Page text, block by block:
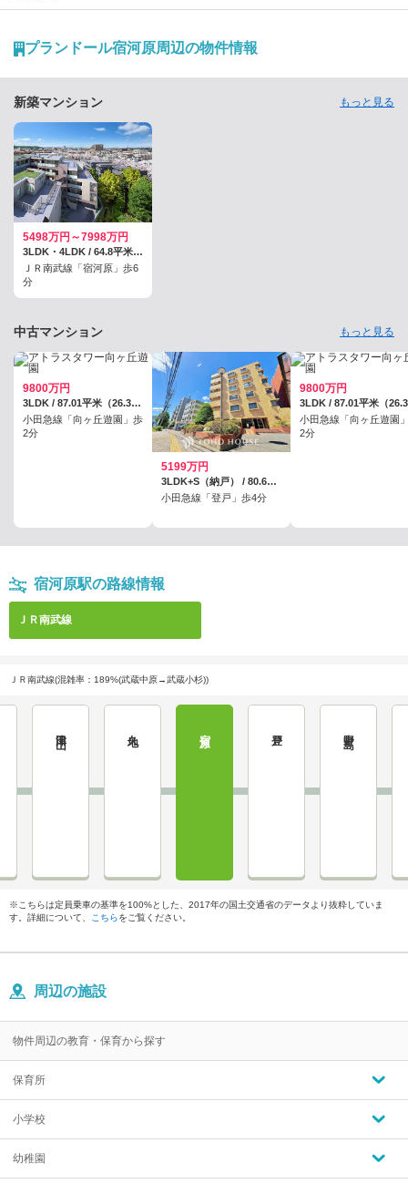
プランドール宿河原周辺の物件情報
新築マンション もっと見る
5498万円～7998万円
3LDK・4LDK / 64.8平米～77.01平米
ＪＲ南武線「宿河原」歩6
分
中古マンション もっと見る
9800万円
3LDK / 87.01平米（26.32坪）（登記）
小田急線「向ヶ丘遊園」歩
2分
5199万円
3LDK+S（納戸） / 80.6平米（24.38坪）（壁芯）
小田急線「登戸」歩4分
9800万円
小田急線「向ヶ丘遊園
2分
宿河原駅の路線情報
ＪＲ南武線
ＪＲ南武線(混雑率：189%(武蔵中原→武蔵小杉))
※こちらは定員乗車の基準を100%とした、2017年の国土交通省のデータより抜粋していま
す。詳細について、
こちらをご覧ください。
周辺の施設
物件周辺の教育・保育から探す
保育所
小学校
幼稚園